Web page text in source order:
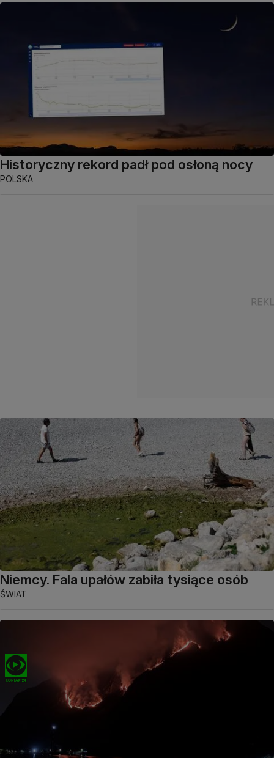
Historyczny rekord padł pod osłoną nocy
POLSKA
Niemcy. Fala upałów zabiła tysiące osób
ŚWIAT